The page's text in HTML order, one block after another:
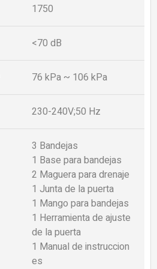
1750
<70 dB
76 kPa ~ 106 kPa
230-240V;50 Hz
3 Bandejas
1 Base para bandejas
2 Maguera para drenaje
1 Junta de la puerta
1 Mango para bandejas
1 Herramienta de ajuste
de la puerta
1 Manual de instruccion
es